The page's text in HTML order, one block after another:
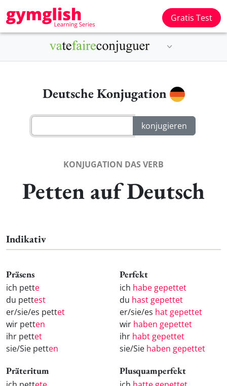
Gratis Test
Deutsche Konjugation
KONJUGATION DAS VERB
Petten auf Deutsch
Indikativ
Präsens
ich pette
du pettest
er/sie/es pettet
wir petten
ihr pettet
sie/Sie petten
Perfekt
ich habe gepettet
du hast gepettet
er/sie/es hat gepettet
wir haben gepettet
ihr habt gepettet
sie/Sie haben gepettet
Präteritum Plusquamperfekt